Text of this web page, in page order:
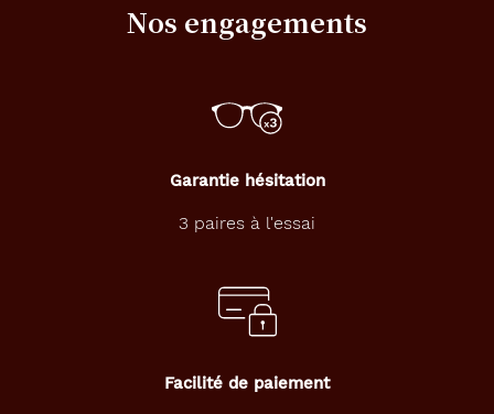
Nos engagements
Garantie hésitation
3 paires à l'essai
Facilité de paiement